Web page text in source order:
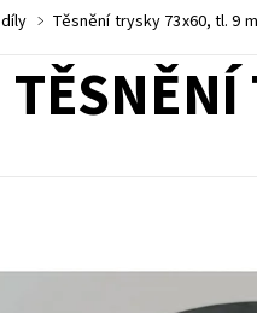
KONTAKTY
Těsnění trysky 73x60, tl. 9
TĚSNĚNÍ